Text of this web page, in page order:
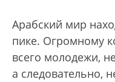
Арабский мир
пике. Огромному
всего молодежи,
а следовательно,